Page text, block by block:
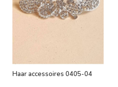
Haar accessoires 0405-04